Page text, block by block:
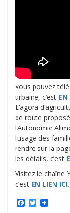
Vous pouvez
urbaine, c’est EN
L’agora
de route
l’Autonomie
l’usage des
rendre sur la
les détails, c’est
Visitez le chaîne
c’est EN LIEN ICI.
Facebook
Twitter